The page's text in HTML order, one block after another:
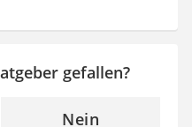
gefallen?
Nein